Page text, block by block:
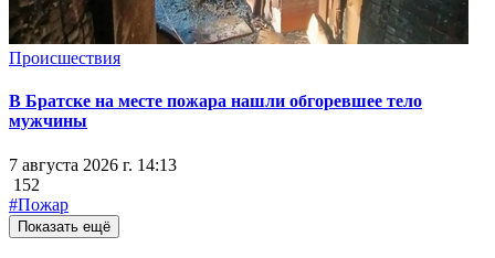
Происшествия
В Братске на месте пожара нашли обгоревшее тело
мужчины
7 августа 2026 г. 14:13
152
#Пожар
Показать ещё